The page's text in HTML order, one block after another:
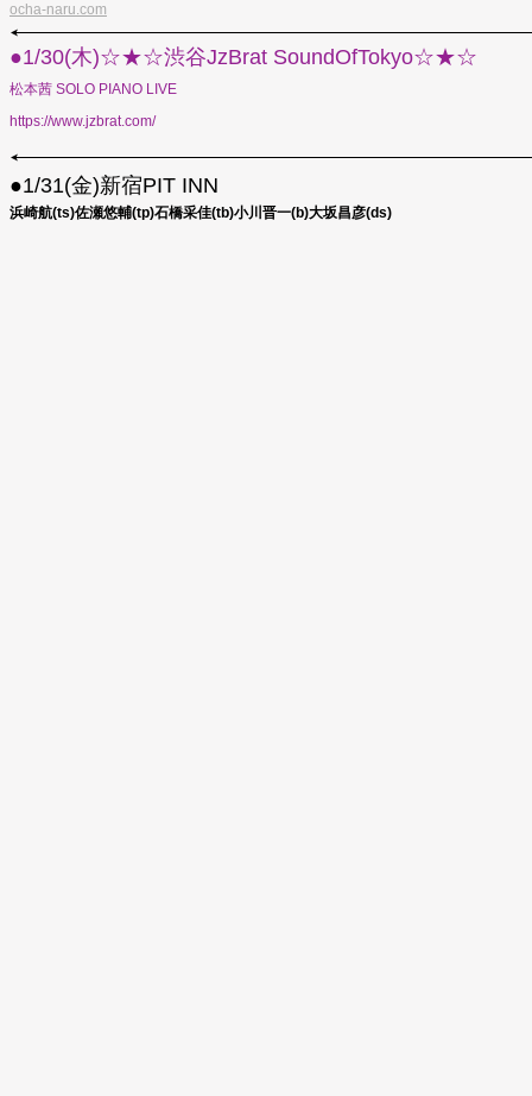
ocha-naru.com
●1/30(木)☆★☆渋谷JzBrat SoundOfTokyo☆★☆
松本茜 SOLO PIANO LIVE
https://www.jzbrat.com/
●︎1/31(金)新宿PIT INN
浜崎航(ts)佐瀬悠輔(tp)石橋采佳(tb)小川晋一(b)大坂昌彦(ds)